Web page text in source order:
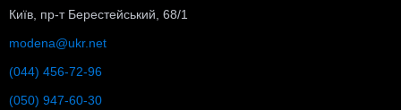
Київ, пр-т Берестейський, 68/1
modena@ukr.net
(044) 456-72-96
(050) 947-60-30